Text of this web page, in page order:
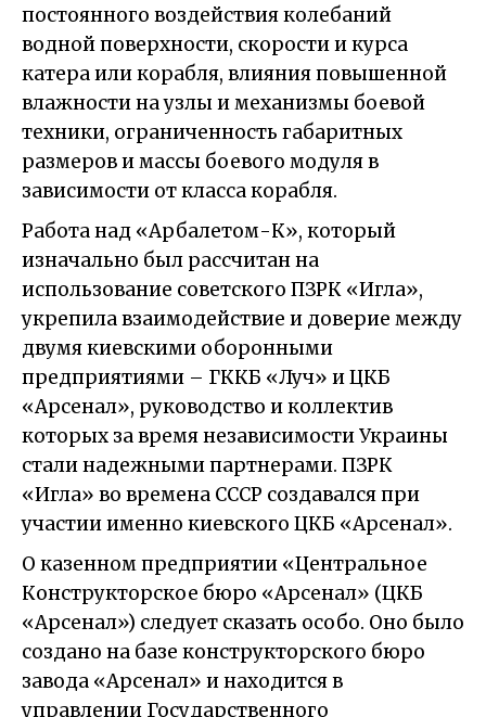
постоянного воздействия колебаний
водной поверхности, скорости и курса
катера или корабля, влияния повышенной
влажности на узлы и механизмы боевой
техники, ограниченность габаритных
размеров и массы боевого модуля в
зависимости от класса корабля.
Работа над «Арбалетом-К», который
изначально был рассчитан на
использование советского ПЗРК «Игла»,
укрепила взаимодействие и доверие между
двумя киевскими оборонными
предприятиями – ГККБ «Луч» и ЦКБ
«Арсенал», руководство и коллектив
которых за время независимости Украины
стали надежными партнерами. ПЗРК
«Игла» во времена СССР создавался при
участии именно киевского ЦКБ «Арсенал».
О казенном предприятии «Центральное
Конструкторское бюро «Арсенал» (ЦКБ
«Арсенал») следует сказать особо. Оно было
создано на базе конструкторского бюро
завода «Арсенал» и находится в
управлении Государственного